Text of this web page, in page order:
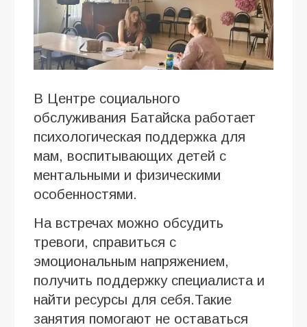
В Центре социального
обслуживания Батайска работает
психологическая поддержка для
мам, воспитывающих детей с
ментальными и физическими
особенностями.
На встречах можно обсудить
тревоги, справиться с
эмоциональным напряжением,
получить поддержку специалиста и
найти ресурсы для себя.Такие
занятия помогают не оставаться